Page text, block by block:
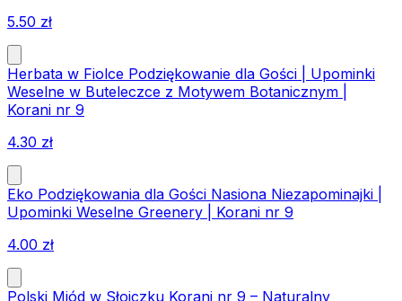
5.50 zł
Herbata w Fiolce Podziękowanie dla Gości | Upominki
Weselne w Buteleczce z Motywem Botanicznym |
Korani nr 9
4.30 zł
Eko Podziękowania dla Gości Nasiona Niezapominajki |
Upominki Weselne Greenery | Korani nr 9
4.00 zł
Polski Miód w Słoiczku Korani nr 9 – Naturalny